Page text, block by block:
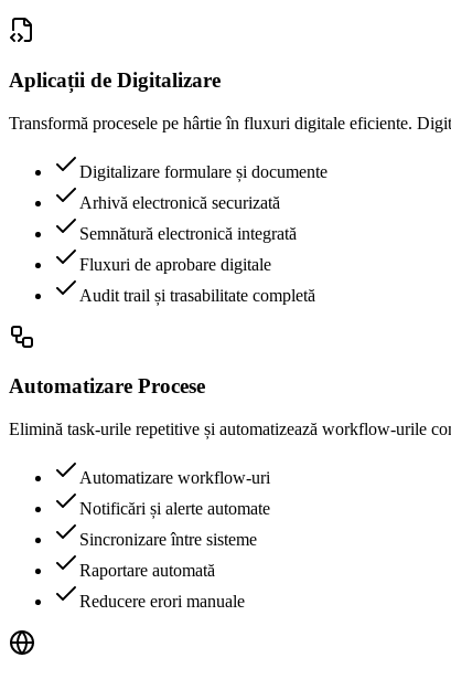
Aplicații de Digitalizare
Transformă procesele pe hârtie în fluxuri digitale eficiente.
Digitalizare formulare și documente
Arhivă electronică securizată
Semnătură electronică integrată
Fluxuri de aprobare digitale
Audit trail și trasabilitate completă
Automatizare Procese
Elimină task-urile repetitive și automatizează workflow-urile
Automatizare workflow-uri
Notificări și alerte automate
Sincronizare între sisteme
Raportare automată
Reducere erori manuale